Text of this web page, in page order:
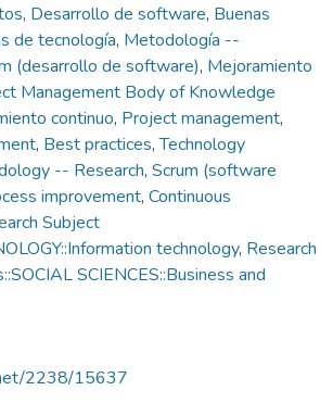
, Desarrollo de software, Buenas
de tecnología, Metodología --
(desarrollo de software), Mejoramiento
Management Body of Knowledge
continuo, Project management,
, Best practices,Technology
-- Research, Scrum (software
improvement, Continuous
Subject
technology, Research
SCIENCES::Business and
2238/15637